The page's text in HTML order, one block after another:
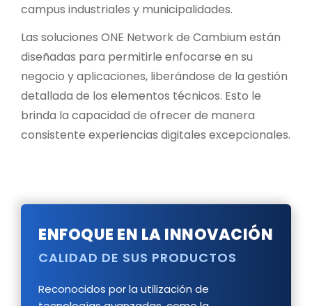
campus industriales y municipalidades.
Las soluciones ONE Network de Cambium están
diseñadas para permitirle enfocarse en su
negocio y aplicaciones, liberándose de la gestión
detallada de los elementos técnicos. Esto le
brinda la capacidad de ofrecer de manera
consistente experiencias digitales excepcionales.
ENFOQUE EN LA INNOVACIÓN
CALIDAD DE SUS PRODUCTOS
Reconocidos por la utilización de